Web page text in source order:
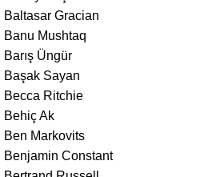
Baltasar Gracian
Banu Mushtaq
Barış Üngür
Başak Sayan
Becca Ritchie
Behiç Ak
Ben Markovits
Benjamin Constant